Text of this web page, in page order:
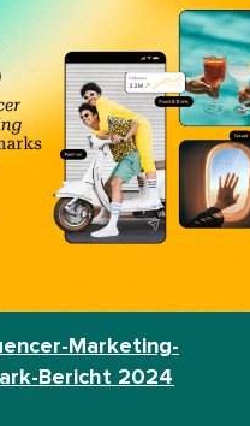
Marketing-
Bericht 2024​​